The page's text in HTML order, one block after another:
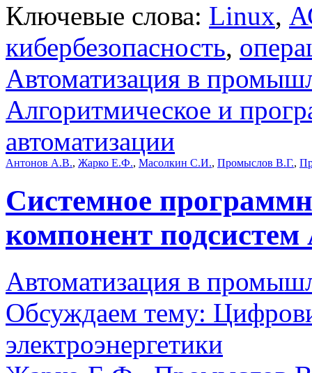
Ключевые слова: Linux,
кибербезопасность,
Автоматизация в
Алгоритмическое и
автоматизации
Антонов А.В., Жарко Е.Ф., Масолкин С.И., Промыслов В.Г.,
Системное
компонент
Автоматизация в
Обсуждаем тему:
электроэнергетики